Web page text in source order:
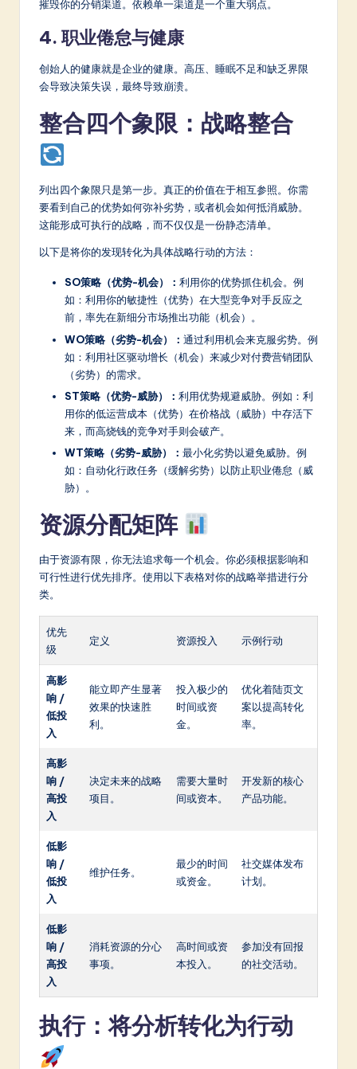
摧毁你的分销渠道。依赖单一渠道是一个重大弱点。
4. 职业倦怠与健康
创始人的健康就是企业的健康。高压、睡眠不足和缺乏界限
会导致决策失误，最终导致崩溃。
整合四个象限：战略整合
列出四个象限只是第一步。真正的价值在于相互参照。你需
要看到自己的优势如何弥补劣势，或者机会如何抵消威胁。
这能形成可执行的战略，而不仅仅是一份静态清单。
以下是将你的发现转化为具体战略行动的方法：
SO策略（优势-机会）： 利用你的优势抓住机会。例
如：利用你的敏捷性（优势）在大型竞争对手反应之
前，率先在新细分市场推出功能（机会）。
WO策略（劣势-机会）： 通过利用机会来克服劣势。例
如：利用社区驱动增长（机会）来减少对付费营销团队
（劣势）的需求。
ST策略（优势-威胁）： 利用优势规避威胁。例如：利
用你的低运营成本（优势）在价格战（威胁）中存活下
来，而高烧钱的竞争对手则会破产。
WT策略（劣势-威胁）： 最小化劣势以避免威胁。例
如：自动化行政任务（缓解劣势）以防止职业倦怠（威
胁）。
资源分配矩阵
由于资源有限，你无法追求每一个机会。你必须根据影响和
可行性进行优先排序。使用以下表格对你的战略举措进行分
类。
优先
级
定义 资源投入 示例行动
高影
响 /
低投
入
能立即产生显著
效果的快速胜
利。
投入极少的
时间或资
金。
优化着陆页文
案以提高转化
率。
高影
响 /
高投
入
决定未来的战略
项目。
需要大量时
间或资本。
开发新的核心
产品功能。
低影
响 /
低投
入
维护任务。
最少的时间
或资金。
社交媒体发布
计划。
低影
响 /
高投
入
消耗资源的分心
事项。
高时间或资
本投入。
参加没有回报
的社交活动。
执行：将分析转化为行动